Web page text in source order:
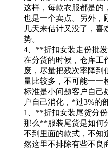
这样，每款衣服都是的
也是一个卖点。另外，
几天来估计又没了，喜
势。
4、**折扣女装走份批发
在分货的时候，仓库工
废，尽量把残次率降到
量比较多，不可能一一
标准是小问题客户自己
户自己消化，*过3%的
1、**折扣女装尾货分份
那么**服装尾货是如何
不到里面的款式，不知
然这里不排除有些不良